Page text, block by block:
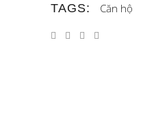
TAGS:
Căn hộ